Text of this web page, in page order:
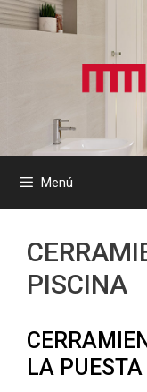
Saltar
al
Menú
PISCINA
LA